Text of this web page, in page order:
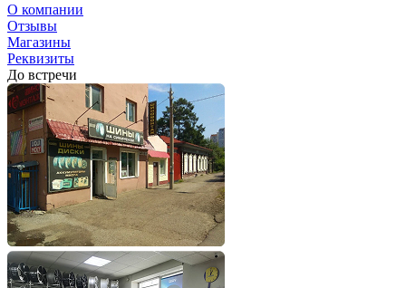
О компании
Отзывы
Магазины
Реквизиты
До встречи